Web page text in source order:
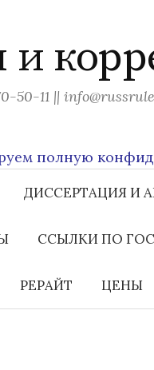
50-11 ||
полную
ДИССЕРТАЦИЯ И
ССЫЛКИ ПО
РЕРАЙТ ЦЕНЫ